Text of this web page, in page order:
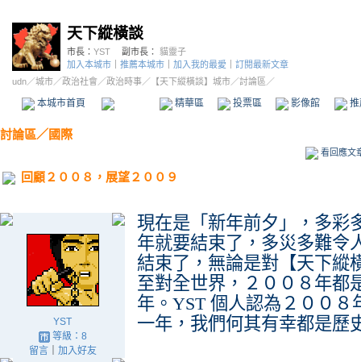
天下縱橫談
市長： YST 副市長： 貓靈子
加入本城市
推薦本城市 加入我的最愛
訂閱最新文章
udn／城市／政治社會 ／政治時事／ 【天下縱橫談】城市／討論區／
本城市首頁 精華區 投票區 影像館
討論區／ 國際
看回應文
回顧２００８，展望２００９
YST
等級：8
留言｜ 加入好友
現在是 「 新年前夕 」
，多彩
年就要結束了，多災多難令
結束了，無論是對【天下縱
至對全世界，２００８年都
年。YST 個人認為２００
一年，我們何其有幸都是歷